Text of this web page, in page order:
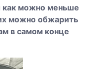
как можно меньше
можно обжарить
в самом конце